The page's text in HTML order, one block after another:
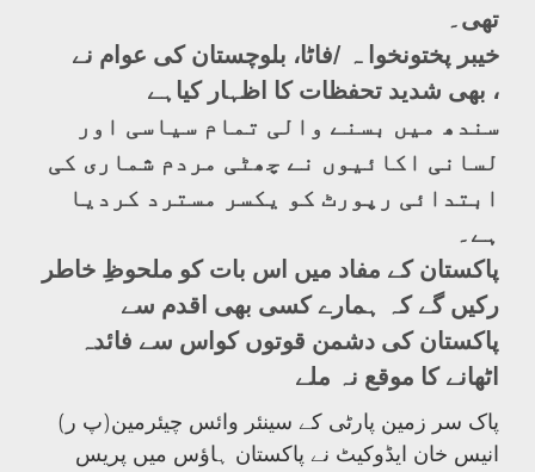
تھی۔
خیبر پختونخوا ہ /فاٹا، بلوچستان کی عوام نے
بھی شدید تحفظات کا اظہار کیاہے ،
سندھ میں بسنے والی تمام سیاسی اور
لسانی اکائیوں نے چھٹی مردم شماری کی
ابتدائی رپورٹ کو یکسر مسترد کردیا
ہے۔
پاکستان کے مفاد میں اس بات کو ملحوظِ خاطر
رکیں گے کہ ہمارے کسی بھی اقدم سے
پاکستان کی دشمن قوتوں کواس سے فائدہ
اٹھانے کا موقع نہ ملے
(پ ر)پاک سر زمین پارٹی کے سینئر وائس چیئرمین
انیس خان ایڈوکیٹ نے پاکستان ہاؤس میں پریس